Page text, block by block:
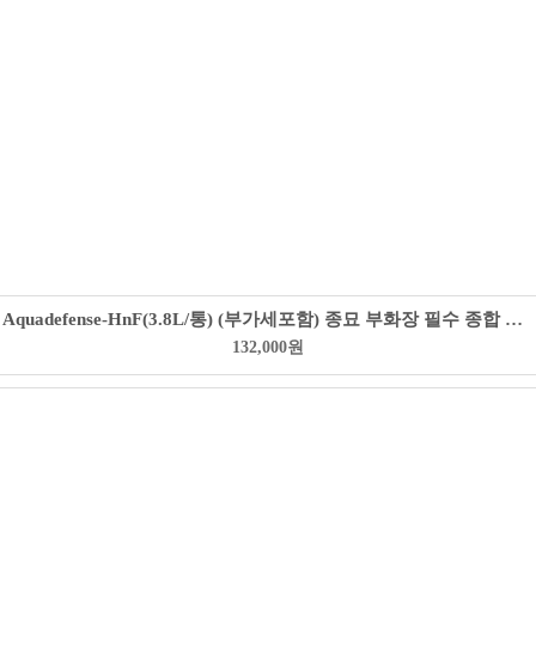
Aquadefense-HnF(3.8L/통) (부가세포함) 종묘 부화장 필수 종합 미네랄 면역력 향상
132,000원